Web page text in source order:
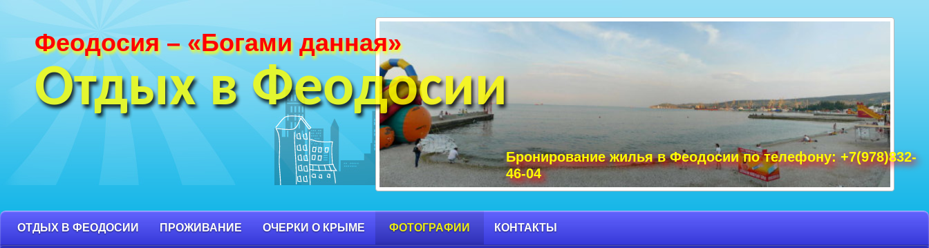
Феодосия – «Богами данная»
Отдых в Феодосии
Бронирование жилья в Феодосии по телефону: +7(978)832-
46-04
Фотографии Феодосии и Крыма. Пляжи Крыма фото, фото горы Крыма, Крым Судак фото, Крым фото Ялта, Крым фото
Феодосия, Орджоникидзе Крым фото, достопримечательности Крыма фото, море Крым фото, фото Нового Света, Крым
фото города, Крым фото Феодосия.
ОТДЫХ В ФЕОДОСИИ ПРОЖИВАНИЕ ОЧЕРКИ О КРЫМЕ ФОТОГРАФИИ КОНТАКТЫ